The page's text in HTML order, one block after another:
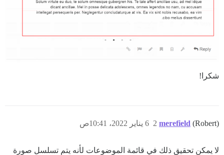
شكرا!
merefield (Robert) 6 يناير 2022، 10:41ص 2
لا يمكن تحقيق ذلك في قائمة الموضوعات لأنه يتم تسلسل صورة